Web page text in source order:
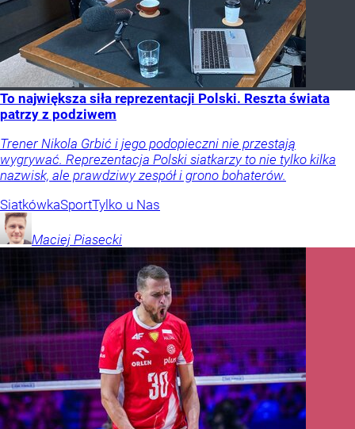
To największa siła reprezentacji Polski. Reszta świata
patrzy z podziwem
Trener Nikola Grbić i jego podopieczni nie przestają
wygrywać. Reprezentacja Polski siatkarzy to nie tylko kilka
nazwisk, ale prawdziwy zespół i grono bohaterów.
SiatkówkaSportTylko u Nas
Maciej Piasecki